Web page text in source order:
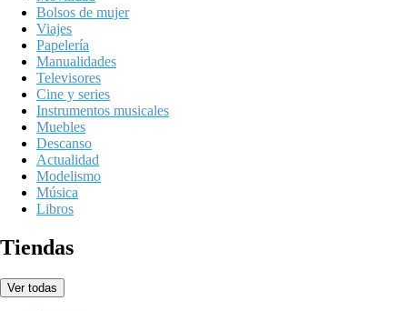
Bolsos de mujer
Viajes
Papelería
Manualidades
Televisores
Cine y series
Instrumentos musicales
Muebles
Descanso
Actualidad
Modelismo
Música
Libros
Tiendas
Ver todas